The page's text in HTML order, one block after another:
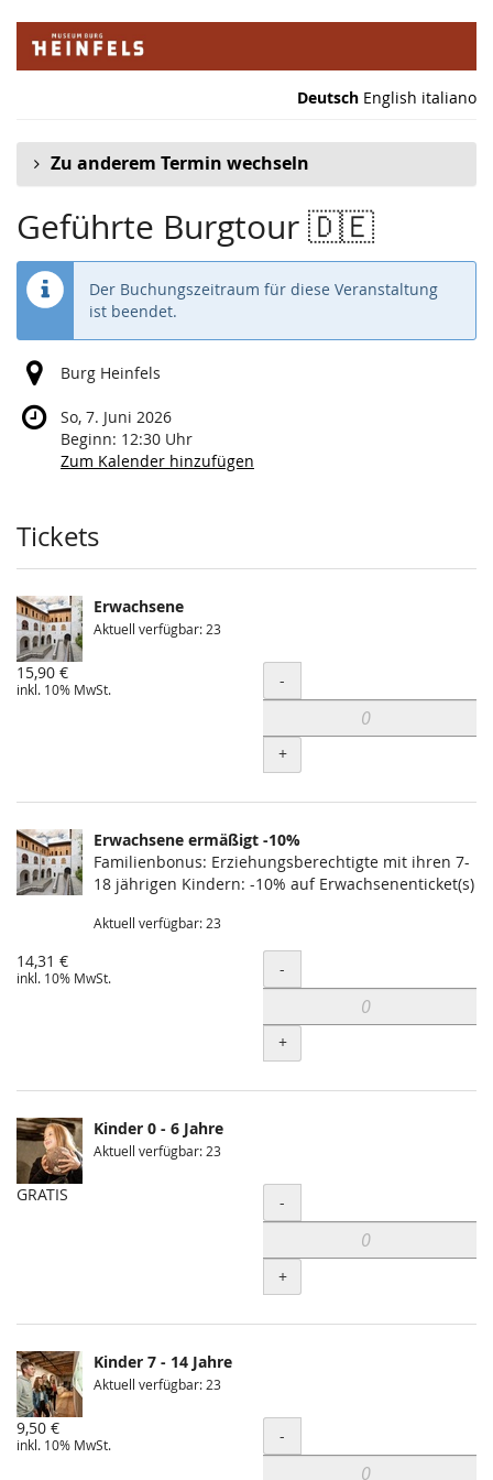
Zum
Haupt-
Deutsch English italiano
Zu anderem Termin wechseln
Geführte Burgtour 🇩🇪
Der Buchungszeitraum für diese Veranstaltung
ist beendet.
Burg Heinfels
So, 7. Juni 2026
Beginn: 12:30 Uhr
Zum Kalender hinzufügen
Produkte
Tickets
Erwachsene
Aktuell verfügbar: 23
15,90 €
inkl. 10% MwSt. Menge
-
+
Erwachsene ermäßigt -10%
Familienbonus: Erziehungsberechtigte mit ihren 7-
18 jährigen Kindern: -10% auf Erwachsenenticket(s)
Aktuell verfügbar: 23
14,31 €
inkl. 10% MwSt. Menge
-
+
Kinder 0 - 6 Jahre
Aktuell verfügbar: 23
GRATIS Menge
-
+
Kinder 7 - 14 Jahre
Aktuell verfügbar: 23
9,50 €
inkl. 10% MwSt. Menge
-